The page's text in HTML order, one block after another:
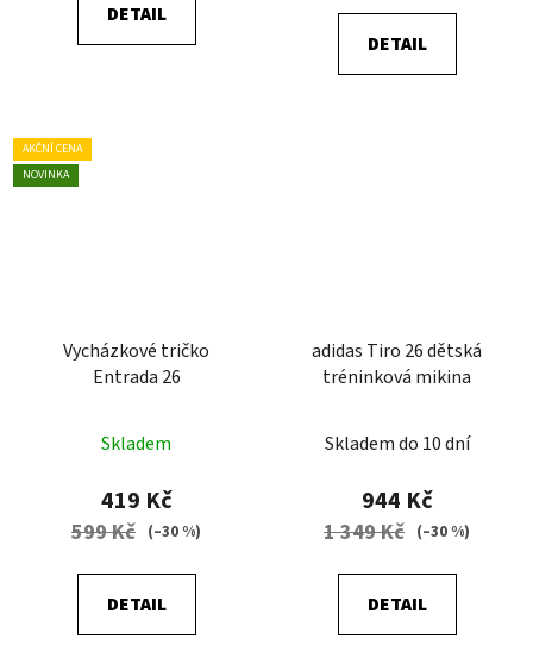
DETAIL
DETAIL
AKČNÍ CENA
NOVINKA
Vycházkové tričko
Entrada 26
Skladem
419 Kč
599 Kč (–30 %)
DETAIL
adidas Tiro 26 dětská
tréninková mikina
Skladem do 10 dní
944 Kč
1 349 Kč (–30 %)
DETAIL